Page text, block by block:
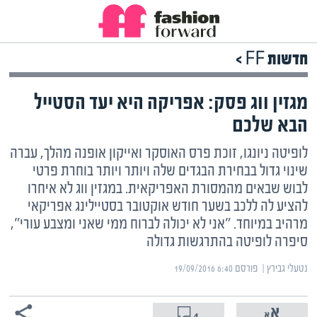
חדשות FF >
מגזין ווג פסק: אפריקה היא יעד הסטייל
הבא שלכם
לופיטה ניונגו, זוכת פרס האוסקר ואייקון אופנה מהלך, עברה
שינוי גדול בבחירת הבגדים שלה ויותר ויותר בוחרת פרטי
לבוש שבאים מהמסורת האפריקאית. במגזין ווג לא איחרו
להציע לה ללכב בשער חודש אוקטובר בסטיילינג אפריקאי
מרהיב במיוחד. "אני לא יכולה לברוח ממי שאני ומצבע עורי",
סיפרה לופיטה בהתרגשות גדולה
נטעלי גבירץ | ‏פורסם ‎19/09/2016 6:40